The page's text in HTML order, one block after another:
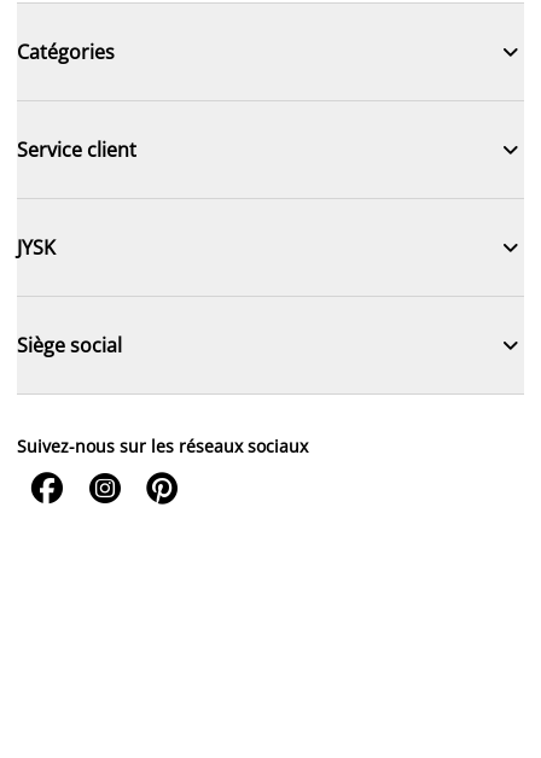
Catégories 
Service client 
JYSK 
Siège social 
Suivez-nous sur les réseaux sociaux
  